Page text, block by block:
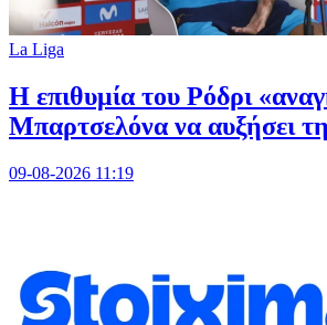
La Liga
Η επιθυμία του Ρόδρι
Μπαρτσελόνα να αυξήσει
09-08-2026 11:19